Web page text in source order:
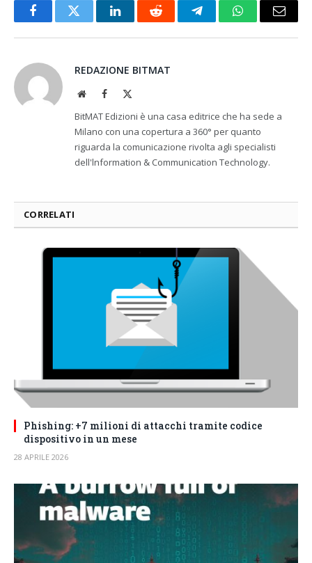
FacebookTwitter LinkedInReddit TelegramWhatsAppEmail
REDAZIONE BITMAT
WebsiteFacebook
BitMAT Edizioni è una casa editrice che ha sede a
Milano con una copertura a 360° per quanto
riguarda la comunicazione rivolta agli specialisti
dell'lnformation & Communication Technology.
CORRELATI
Phishing: +7 milioni di attacchi tramite codice
dispositivo in un mese
28 APRILE 2026